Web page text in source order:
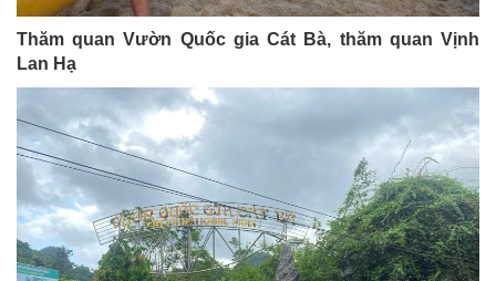
Thăm quan Vườn Quốc gia Cát Bà, thăm quan Vịnh
Lan Hạ